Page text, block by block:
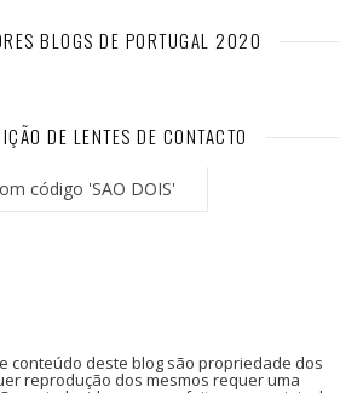
BLOGS DE PORTUGAL 2020
DE LENTES DE CONTACTO
código 'SAO DOIS'
conteúdo deste blog são propriedade dos
reprodução dos mesmos requer uma